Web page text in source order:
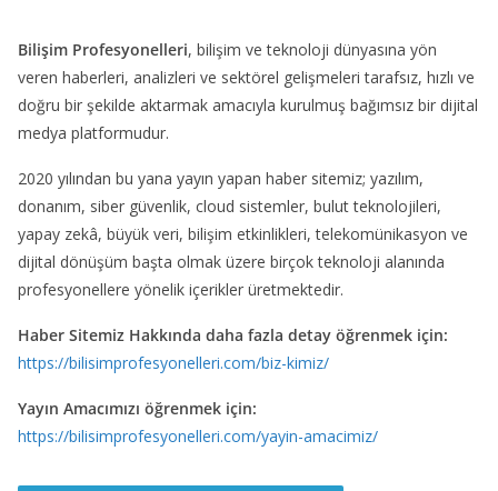
Bilişim Profesyonelleri, bilişim ve teknoloji dünyasına yön
veren haberleri, analizleri ve sektörel gelişmeleri tarafsız, hızlı ve
doğru bir şekilde aktarmak amacıyla kurulmuş bağımsız bir dijital
medya platformudur.
2020 yılından bu yana yayın yapan haber sitemiz; yazılım,
donanım, siber güvenlik, cloud sistemler, bulut teknolojileri,
yapay zekâ, büyük veri, bilişim etkinlikleri, telekomünikasyon ve
dijital dönüşüm başta olmak üzere birçok teknoloji alanında
profesyonellere yönelik içerikler üretmektedir.
Haber Sitemiz Hakkında daha fazla detay öğrenmek için:
https://bilisimprofesyonelleri.com/biz-kimiz/
Yayın Amacımızı öğrenmek için:
https://bilisimprofesyonelleri.com/yayin-amacimiz/